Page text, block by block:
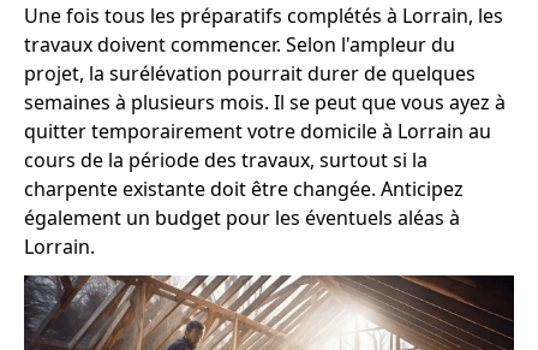
Une fois tous les préparatifs complétés à Lorrain, les
travaux doivent commencer. Selon l'ampleur du
projet, la surélévation pourrait durer de quelques
semaines à plusieurs mois. Il se peut que vous ayez à
quitter temporairement votre domicile à Lorrain au
cours de la période des travaux, surtout si la
charpente existante doit être changée. Anticipez
également un budget pour les éventuels aléas à
Lorrain.